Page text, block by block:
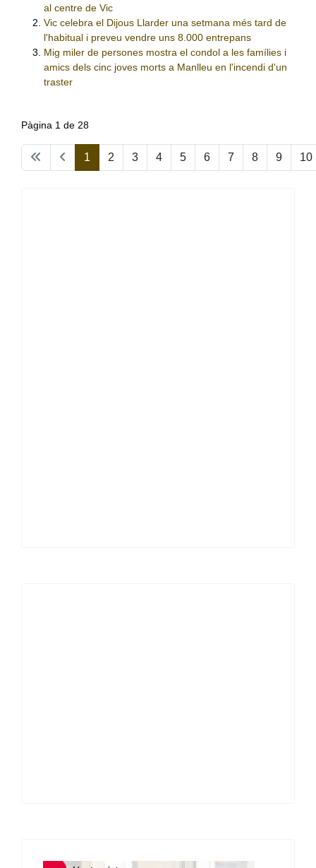
al centre de Vic
Vic celebra el Dijous Llarder una setmana més tard de
l'habitual i preveu vendre uns 8.000 entrepans
Mig miler de persones mostra el condol a les famílies i
amics dels cinc joves morts a Manlleu en l'incendi d'un
traster
Pàgina 1 de 28
1 2 3 4 5 6 7 8 9 10